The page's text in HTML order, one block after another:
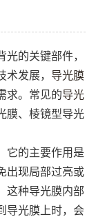
光的关键部件，
发展， 导光膜
求。常见的导光
膜、棱镜型导光
的主要作用是
出现局部过亮或
这种导光膜内部
导光膜上时，会